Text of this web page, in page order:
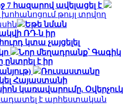
7 հազարով ավելացել է
թույլ տրվող
Եթե նման
ՌԴ-ն իր
կտա չայցելել
Նոր մեղադրանք՝ Գագիկ
է իր
Ռուսաստանը
Հայաստանի
կառավարումը. Օվերչուկ
է արհեստական